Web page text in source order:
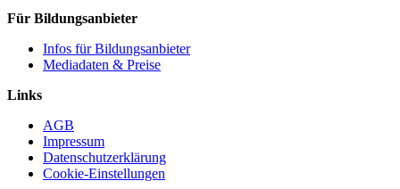
Für Bildungsanbieter
Infos für Bildungsanbieter
Mediadaten & Preise
Links
AGB
Impressum
Datenschutzerklärung
Cookie-Einstellungen